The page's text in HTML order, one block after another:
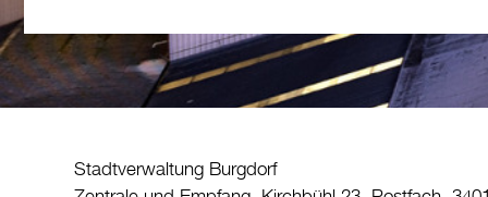
Stadtverwaltung Burgdorf